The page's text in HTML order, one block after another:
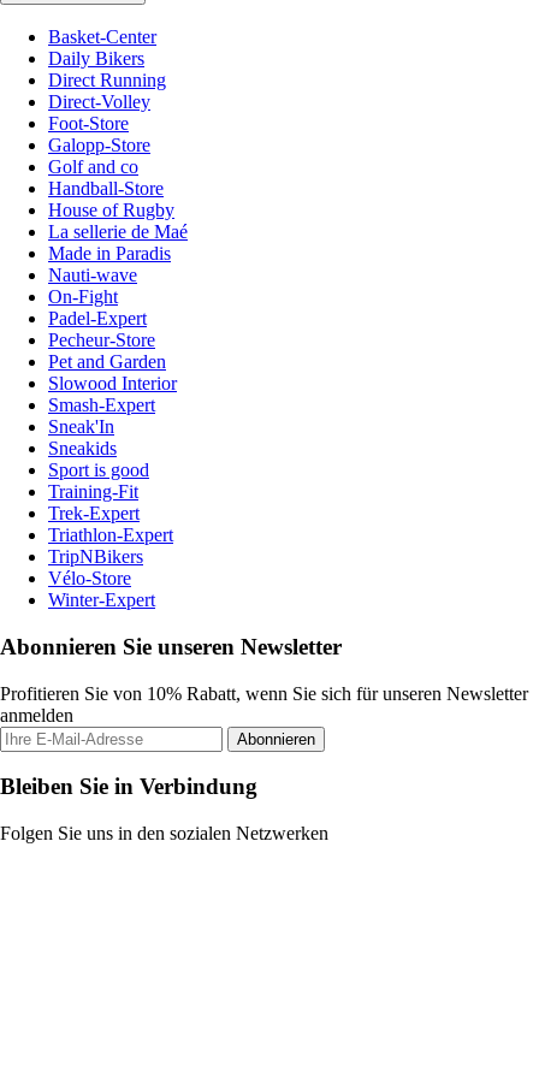
Basket-Center
Daily Bikers
Direct Running
Direct-Volley
Foot-Store
Galopp-Store
Golf and co
Handball-Store
House of Rugby
La sellerie de Maé
Made in Paradis
Nauti-wave
On-Fight
Padel-Expert
Pecheur-Store
Pet and Garden
Slowood Interior
Smash-Expert
Sneak'In
Sneakids
Sport is good
Training-Fit
Trek-Expert
Triathlon-Expert
TripNBikers
Vélo-Store
Winter-Expert
Abonnieren Sie unseren Newsletter
Profitieren Sie von 10% Rabatt, wenn Sie sich für unseren Newsletter
anmelden
Abonnieren
Bleiben Sie in Verbindung
Folgen Sie uns in den sozialen Netzwerken